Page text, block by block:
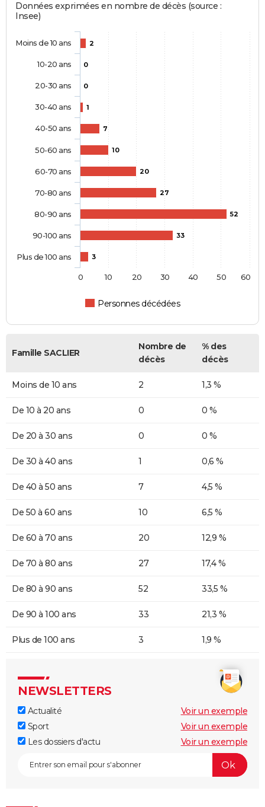
Données exprimées en nombre de décès (source :
Insee)
2
0
0
1
7
10
20
27
52
33
3
Personnes décédées
Moins de 10 ans
10-20 ans
20-30 ans
30-40 ans
40-50 ans
50-60 ans
60-70 ans
70-80 ans
80-90 ans
90-100 ans
Plus de 100 ans
0 10 20 30 40 50 60
Famille SACLIER
Nombre de
décès
% des
décès
Moins de 10 ans 2 1,3 %
De 10 à 20 ans 0 0 %
De 20 à 30 ans 0 0 %
De 30 à 40 ans 1 0,6 %
De 40 à 50 ans 7 4,5 %
De 50 à 60 ans 10 6,5 %
De 60 à 70 ans 20 12,9 %
De 70 à 80 ans 27 17,4 %
De 80 à 90 ans 52 33,5 %
De 90 à 100 ans 33 21,3 %
Plus de 100 ans 3 1,9 %
NEWSLETTERS
Actualité
Voir un exemple
Sport
Voir un exemple
Les dossiers d'actu
Voir un exemple